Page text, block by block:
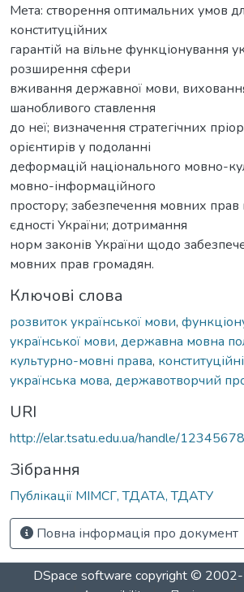
Мета: створення оптимальних умов
конституційних
гарантій на вільне функціонування
розширення сфери
вживання державної мови,
шанобливого ставлення
до неї; визначення стратегічних
орієнтирів у подоланні
деформацій національного мовно-
мовно-інформаційного
простору; забезпечення мовних прав
єдності України; дотримання
норм законів України щодо
мовних прав громадян.
Ключові слова
розвиток української мови,
української мови, державна мовна
культурно-мовні права,
українська мова, державотворчий
URI
http://elar.tsatu.edu.ua/handle/
Зібрання
Публікації МІМСГ, ТДАТА, ТДАТУ
Повна інформація про документ
DSpace software copyright ©